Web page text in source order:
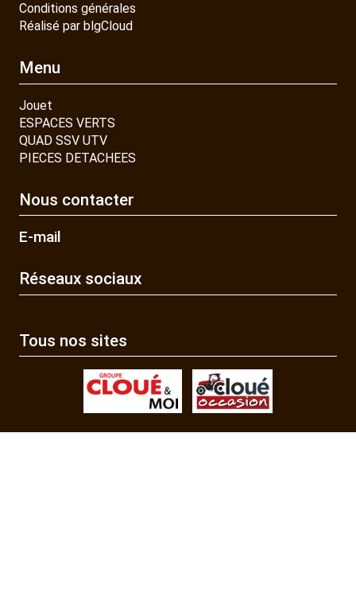
Conditions générales
Réalisé par blgCloud
Menu
Jouet
ESPACES VERTS
QUAD SSV UTV
PIECES DETACHEES
Nous contacter
E-mail
Réseaux sociaux
Tous nos sites